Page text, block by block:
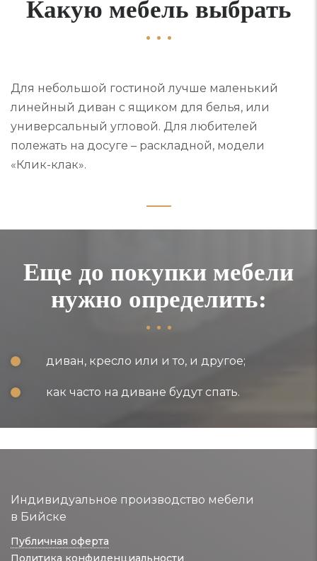
Какую мебель выбрать
Для небольшой гостиной лучше маленький
линейный диван с ящиком для белья, или
универсальный угловой. Для любителей
полежать на досуге – раскладной, модели
«Клик-клак».
Еще до покупки мебели
нужно определить:
диван, кресло или и то, и другое;
как часто на диване будут спать.
Индивидуальное производство мебели
в Бийске
Публичная оферта